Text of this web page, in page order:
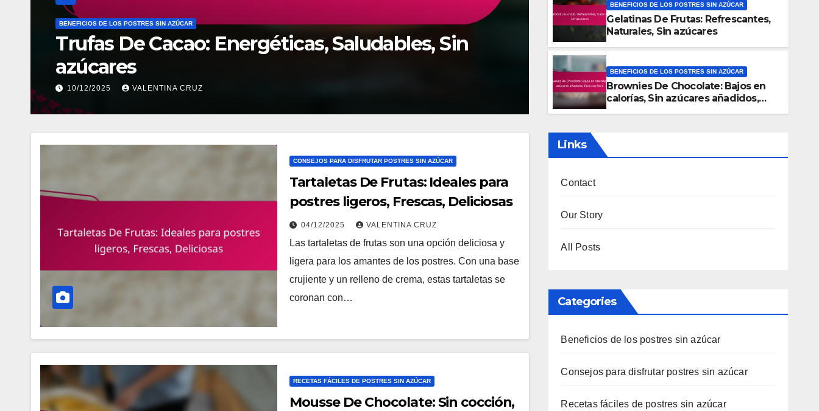
BENEFICIOS DE LOS POSTRES SIN AZÚCAR
Trufas De Cacao: Energéticas, Saludables, Sin
azúcares
10/12/2025 VALENTINA CRUZ
CONSEJOS PARA DISFRUTAR POSTRES SIN AZÚCAR
Pudín De Chia: Ideal para
Fácil de llevar
09/12/2025 VALENTINA CRUZ
BENEFICIOS DE LOS POSTRES SIN AZÚCAR
Gelatinas De Frutas: Refrescantes,
Naturales, Sin azúcares
BENEFICIOS DE LOS POSTRES SIN AZÚCAR
Brownies De Chocolate: Bajos en
calorías, Sin azúcares añadidos,
CONSEJOS PARA DISFRUTAR POSTRES SIN AZÚCAR
Tartaletas De Frutas: Ideales para
postres ligeros, Frescas, Deliciosas
04/12/2025 VALENTINA CRUZ
Las tartaletas de frutas son una opción deliciosa y
ligera para los amantes de los postres. Con una base
crujiente y un relleno de crema, estas tartaletas se
coronan con…
RECETAS FÁCILES DE POSTRES SIN AZÚCAR
Mousse De Chocolate: Sin cocción,
Links
Contact
Our Story
All Posts
Categories
Beneficios de los postres sin azúcar
Consejos para disfrutar postres sin azúcar
Recetas fáciles de postres sin azúcar